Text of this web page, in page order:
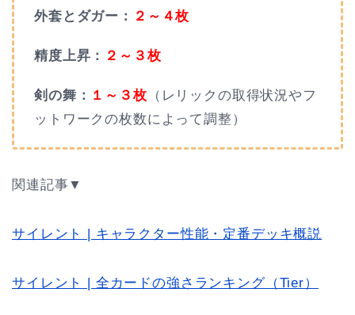
外套とダガー： ２～４枚
精度上昇： ２～３枚
剣の舞： １～３枚 （レリックの取得状況やフ
ットワークの枚数によって調整）
関連記事▼
サイレント | キャラクター性能・定番デッキ概説
サイレント | 全カードの強さランキング（Tier）